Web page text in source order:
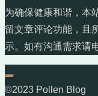
为确保健康和谐，本
留文章评论功能，且
示。如有沟通需求请
©2023 Pollen Blog